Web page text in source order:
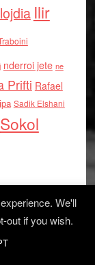
Ilir
nderroi jete ne
Prifti Rafael
Sadik Elshani
Sokol
We'll
out if you wish.